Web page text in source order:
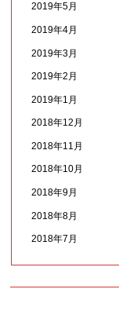
2019年5月
2019年4月
2019年3月
2019年2月
2019年1月
2018年12月
2018年11月
2018年10月
2018年9月
2018年8月
2018年7月